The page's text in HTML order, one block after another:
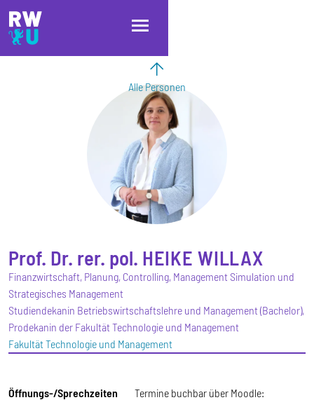
Direkt zum Inhalt
Direkt zur Hauptnavigation
Direkt zum Fußbereich
Alle Personen
Prof. Dr. rer. pol. HEIKE WILLAX
Finanzwirtschaft, Planung, Controlling, Management Simulation und
Strategisches Management
Studiendekanin Betriebswirtschaftslehre und Management (Bachelor),
Prodekanin der Fakultät Technologie und Management
Fakultät Technologie und Management
Öffnungs-/Sprechzeiten
Termine buchbar über Moodle: